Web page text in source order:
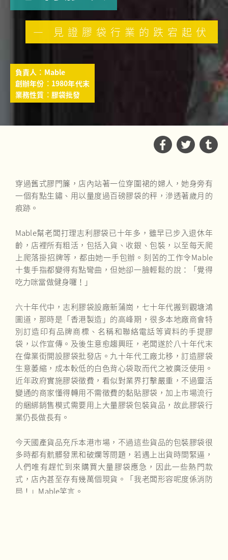
— 見證膠袋行業的跌宕起伏
負責人︰Mable
創辦年份︰1980年代末
業務性質︰膠袋批發
穿過舊式膠門簾，店內站著一位穿圍裙的婦人，她身旁有
一個有點生鏽、用以量度過百磅膠袋的秤，滲透著歲月的
痕跡。
Mable幫老闆打理志利膠袋已十年多，雖早已步入退休年
齡，店裡所有粗活，包括入貨、收銀、包裝，以至每天爬
上爬落掛招牌等，都由她一手包辦。刻苦的工作令Mable
十隻手指都變得有點彎曲，但她卻一臉輕鬆的說：「覺得
吃力咪當做健身囉！」
六十年代中，志利膠袋設廠新蒲崗，七十年代搬到觀塘鴻
圖道，那時是「香港製造」的高峰期，很多本地廠商會特
別訂造印有品牌商標、名稱和聯絡電話等資料的手提膠
袋，以作宣傳。及後生意愈趨興旺，老闆遂於八十年代末
在偉業街開設膠袋批發店。九十年代工廠北移，訂造膠袋
生意萎縮，成本較低的白色背心袋取而代之被廣泛使用。
近年政府實施膠袋徵費，看似對業界打擊嚴重，不過靈活
變通的商家懂得轉用不需徵費的黏貼膠袋，加上市場流行
的綑綁銷售模式需要用上大量膠袋包裝貨品，故此膠袋行
業仍長做長有。
今天國產貨品充斥本港市場，不過這些貨品的包裝膠袋很
多時都有骯髒發黑和破爛等問題，若遇上出貨時間緊逼，
人們唯有趕忙到來購買大量膠袋應急，因此一些熱門款
式，店內甚至存有幾萬個現貨。「我老闆形容呢度係消防
局！」Mable笑言。